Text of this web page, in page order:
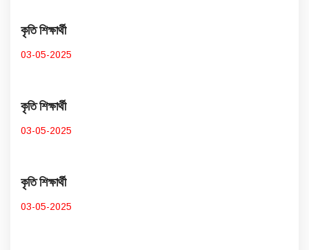
কৃতি শিক্ষার্থী
03-05-2025
কৃতি শিক্ষার্থী
03-05-2025
কৃতি শিক্ষার্থী
03-05-2025